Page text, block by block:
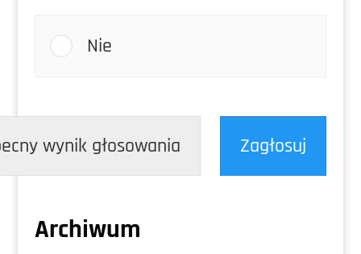
Nie
wynik głosowania Zagłosuj
Archiwum